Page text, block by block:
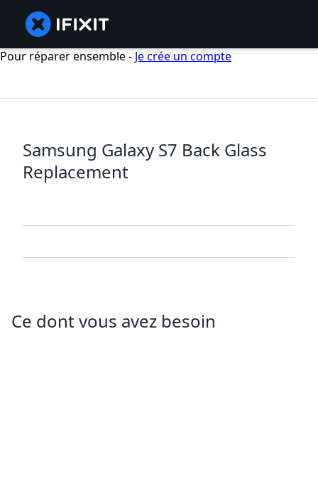
Pour réparer ensemble - Je crée un compte
Samsung Galaxy S7 Back Glass
Replacement
Ce dont vous avez besoin